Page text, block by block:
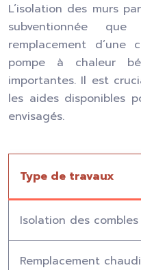
L’isolation des murs
subventionnée
remplacement
pompe à chaleur
importantes. Il est
les aides disponibles
envisagés.
Type de travaux
Isolation des combles
Remplacement